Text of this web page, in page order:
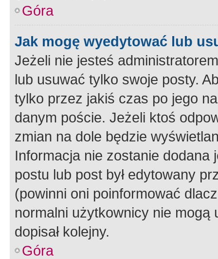
Góra
Jak mogę wyedytować lub
Jeżeli nie jesteś
lub usuwać tylko swoje posty.
tylko przez jakiś czas po jego
danym poście. Jeżeli ktoś
zmian na dole będzie
Informacja nie zostanie dodana
postu lub post był edytowany
(powinni oni poinformować
normalni użytkownicy nie
dopisał kolejny.
Góra